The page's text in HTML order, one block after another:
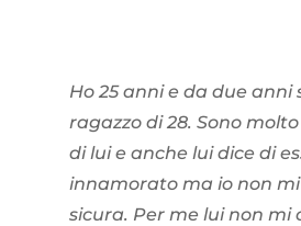
Ho 25 anni e da due anni
ragazzo di 28. Sono
di lui e anche lui dice di
innamorato ma io non
sicura. Per me lui non mi